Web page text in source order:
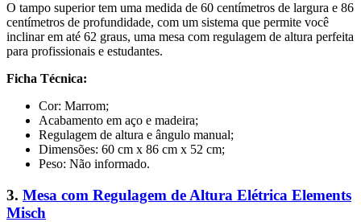
O tampo superior tem uma medida de 60 centímetros de largura e 86
centímetros de profundidade, com um sistema que permite você
inclinar em até 62 graus, uma mesa com regulagem de altura perfeita
para profissionais e estudantes.
Ficha Técnica:
Cor: Marrom;
Acabamento em aço e madeira;
Regulagem de altura e ângulo manual;
Dimensões: 60 cm x 86 cm x 52 cm;
Peso: Não informado.
3. Mesa com Regulagem de Altura Elétrica Elements
Misch